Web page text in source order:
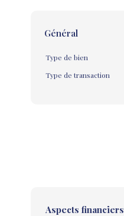
Général
Type de bien
Type de transaction
Aspects financiers